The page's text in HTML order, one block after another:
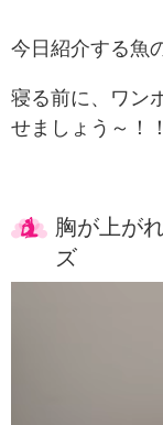
今日紹介する魚
寝る前に、ワン
せましょう～！！
胸が上が
ズ